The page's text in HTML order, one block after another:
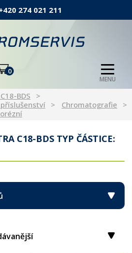
274 021 211
0
MENU
BDS
Chromatografie
C18-BDS TYP ČÁSTICE: